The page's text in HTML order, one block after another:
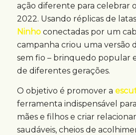
ação diferente para celebrar
2022. Usando réplicas de
Ninhoconectadas por um
campanha criou uma versão
sem fio – brinquedo popular
de diferentes gerações.
O objetivo é promover a
ferramenta indispensável
mães e filhos e criar
saudáveis, cheios de